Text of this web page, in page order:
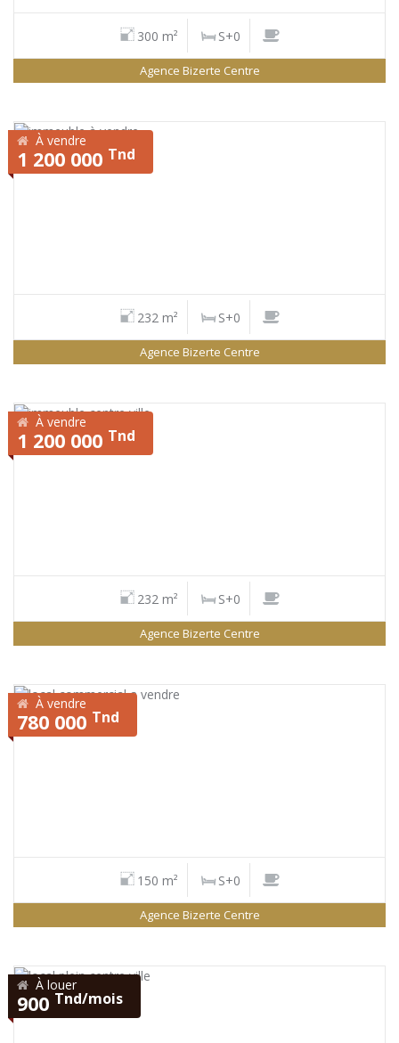
300 m² S+0
Agence Bizerte Centre
À vendre
1 200 000 Tnd
232 m² S+0
Agence Bizerte Centre
À vendre
1 200 000 Tnd
232 m² S+0
Agence Bizerte Centre
À vendre
780 000 Tnd
150 m² S+0
Agence Bizerte Centre
À louer
900 Tnd/mois